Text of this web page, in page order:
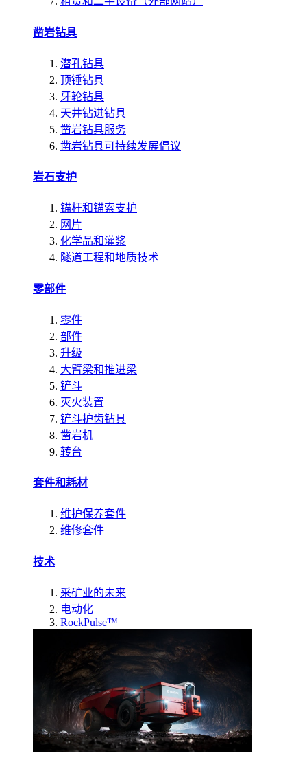
凿岩钻具
潜孔钻具
顶锤钻具
牙轮钻具
天井钻进钻具
凿岩钻具服务
凿岩钻具可持续发展倡议
岩石支护
锚杆和锚索支护
网片
化学品和灌浆
隧道工程和地质技术
零部件
零件
部件
升级
大臂梁和推进梁
铲斗
灭火装置
铲斗护齿钻具
凿岩机
转台
套件和耗材
维护保养套件
维修套件
技术
采矿业的未来
电动化
RockPulse™